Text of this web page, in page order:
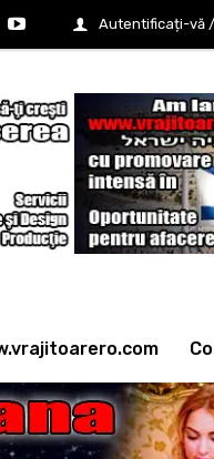
Autentificați-vă